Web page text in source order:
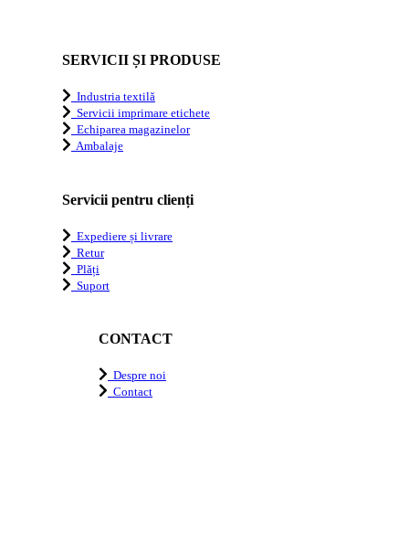
SERVICII ȘI PRODUSE
Industria textilă
Servicii imprimare etichete
Echiparea magazinelor
Ambalaje
Servicii pentru clienți
Expediere și livrare
Retur
Plăți
Suport
CONTACT
Despre noi
Contact